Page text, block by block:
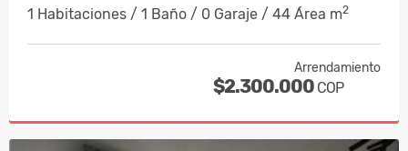
1 Habitaciones / 1 Baño / 0 Garaje / 44 Área m2
Arrendamiento
$2.300.000 COP